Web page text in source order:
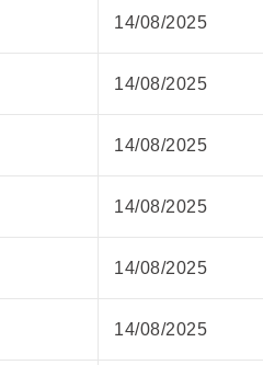
14/08/2025
14/08/2025
14/08/2025
14/08/2025
14/08/2025
14/08/2025